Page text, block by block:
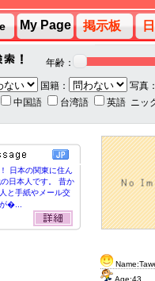
My Page 掲示板
年齢：
国籍：
写真
中国語 台湾語 英語 ニッ
日本の関東に住ん
日本人です。 昔か
と手紙やメール交
�...
Age:43